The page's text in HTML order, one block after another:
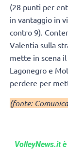
(28 punti per
in vantaggio in
contro 9).
Valentia sulla
mette in scena
Lagonegro e
perdere per
(fonte:
VolleyNews.it